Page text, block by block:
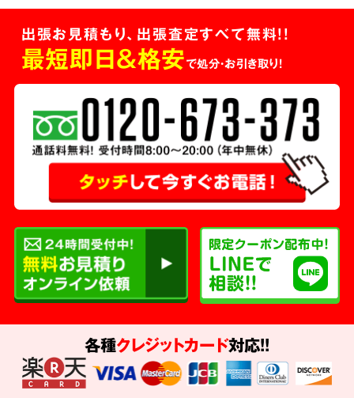
出張お見積もり、出張査定すべて無料!!
最短即日＆格安で処分・お引き取り！
各種クレジットカード対応!!